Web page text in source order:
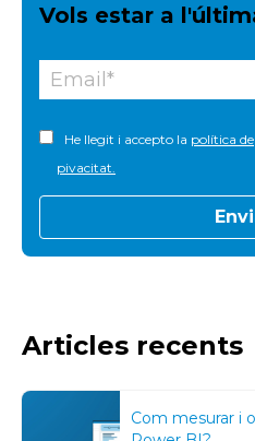
Vols estar a
He llegit i accepto la política de
pivacitat.
Articles recents
Com mesurar i